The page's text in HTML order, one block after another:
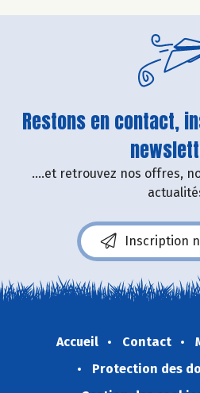
Restons en contact,
....et retrouvez nos offres,
Inscription
Accueil Contact
Protection des